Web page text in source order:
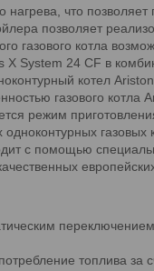
что
позволяет
газового котла
X System 24 СF в
котел
газового котла
режим
с помощью
топлива за